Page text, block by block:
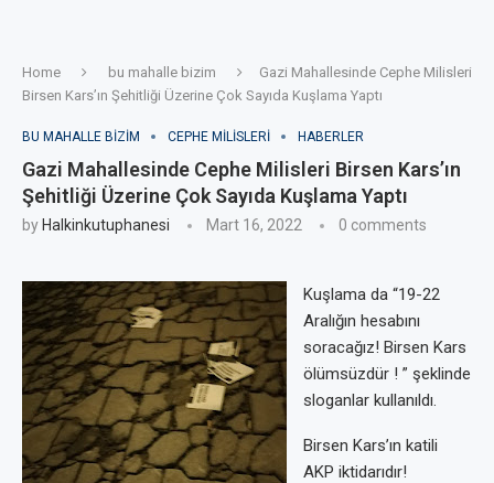
Home bu mahalle bizim
Gazi Mahallesinde Cephe Milisleri
Birsen Kars’ın Şehitliği Üzerine Çok Sayıda Kuşlama Yaptı
BU MAHALLE BIZIM CEPHE MILISLERI HABERLER
Gazi Mahallesinde Cephe Milisleri Birsen Kars’ın
Şehitliği Üzerine Çok Sayıda Kuşlama Yaptı
by Halkinkutuphanesi Mart 16, 2022 0 comments
Kuşlama da “19-22
Aralığın hesabını
soracağız! Birsen Kars
ölümsüzdür ! ” şeklinde
sloganlar kullanıldı.
Birsen Kars’ın katili
AKP iktidarıdır!